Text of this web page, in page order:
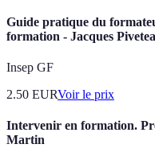
Guide pratique du
formation - Jacques
Insep GF
2.50 EURVoir le prix
Intervenir en formation.
Martin